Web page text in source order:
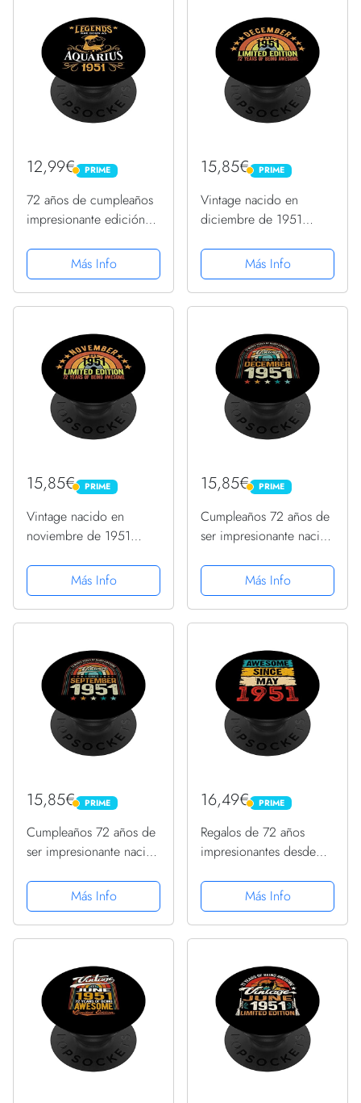
12,99€ PRIME
PRIME
72 años de cumpleaños
impresionante edición
PopGrip Intercambiable
Más Info
15,85€ PRIME
PRIME
Vintage nacido en
diciembre de 1951
cumpleaños PopSockets
PopGrip Intercambiable
Más Info
15,85€ PRIME
PRIME
Vintage nacido en
noviembre de 1951
cumpleaños PopSockets
PopGrip Intercambiable
Más Info
15,85€ PRIME
PRIME
Cumpleaños 72 años de
ser impresionante nacido
PopSockets PopGrip
Intercambiable
Más Info
15,85€ PRIME
PRIME
Cumpleaños 72 años de
ser impresionante nacido
PopSockets PopGrip
Intercambiable
Más Info
16,49€ PRIME
PRIME
Regalos de 72 años
impresionantes desde
cumpleaños PopSockets
PopGrip Intercambiable
Más Info